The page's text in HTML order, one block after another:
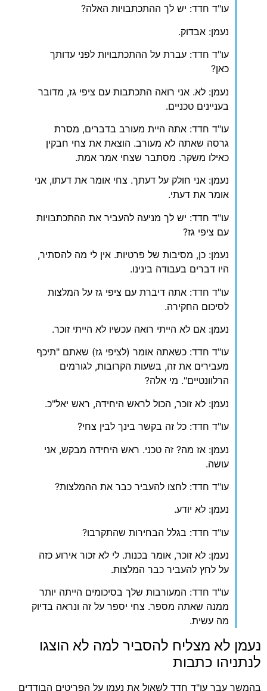
עו"ד חדד: יש לך ההתכתבויות האלה?
נעמן: אבדוק.
עו"ד חדד: עברת על ההתכתבויות לפני עדותך
כאן?
נעמן: לא. אני רואה התכתבות עם ציפי גז, מדובר
בעניינים טכניים.
עו"ד חדד: אתה היית מעורב בדברים, מסרת
גרסה שאתה לא מעורב. הוצאת את צחי חבקין
כאילו משקר. מסתבר שצחי אמר אמת.
נעמן: אני חולק על דעתך. צחי אומר את דעתו, אני
אומר את דעתי.
עו"ד חדד: יש לך מניעה להעביר את ההתכתבויות
עם ציפי גז?
נעמן: כן, מסיבות של פרטיות. אין לי מה להסתיר,
היו דברים בעבודה בינינו.
עו"ד חדד: אתה דיברת עם ציפי גז על המלצות
לסיכום החקירה.
נעמן: אם לא הייתי רואה עכשיו לא הייתי זוכר.
עו"ד חדד: כשאתה אומר (לציפי גז) שאתם "תיכף
מעבירים את זה, בשעות הקרובות, לגורמים
הרלוונטיים". מי אלה?
נעמן: לא זוכר, הכול לראש היחידה, ראש יאל"כ.
עו"ד חדד: כל זה בקשר בינך לבין צחי?
נעמן: אז מה? זה טכני. ראש היחידה מבקש, אני
עושה.
עו"ד חדד: לחצו להעביר כבר את ההמלצות?
נעמן: לא יודע.
עו"ד חדד: בגלל הבחירות שהתקרבו?
נעמן: לא זוכר, אומר בכנות. לי לא זכור אירוע כזה
על לחץ להעביר כבר המלצות.
עו"ד חדד: המעורבות שלך בסיכומים הייתה יותר
ממנה שאתה מספר. צחי יספר על זה ונראה בדיוק
מה עשית.
נעמן לא מצליח להסביר למה לא הוצגו
לנתניהו כתבות
בהמשך עבר עו"ד חדד לשאול את נעמן על הפריטים הבודדים